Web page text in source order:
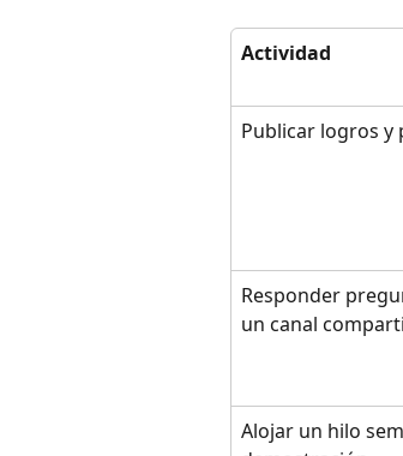
Actividad
Publicar logros y
Responder
un canal
Alojar un hilo